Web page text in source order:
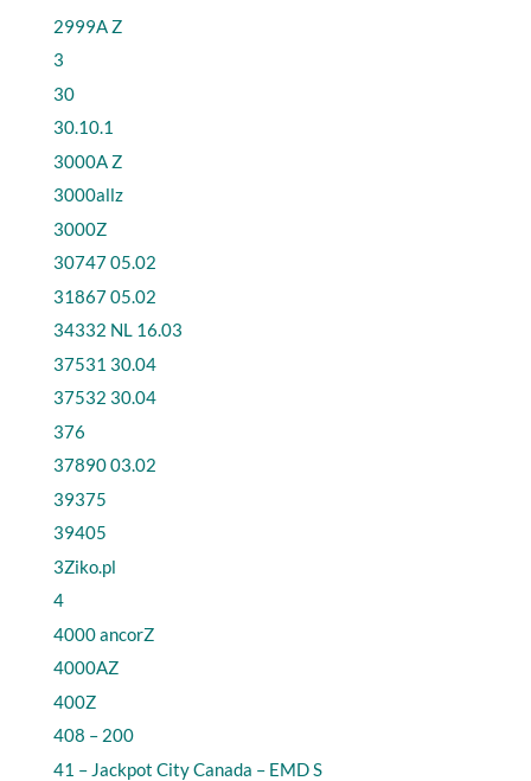
2999A Z
3
30
30.10.1
3000A Z
3000allz
3000Z
30747 05.02
31867 05.02
34332 NL 16.03
37531 30.04
37532 30.04
376
37890 03.02
39375
39405
3Ziko.pl
4
4000 ancorZ
4000AZ
400Z
408 – 200
41 – Jackpot City Canada – EMD S